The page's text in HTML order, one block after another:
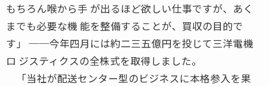
もちろん喉から手 が出るほど欲しい仕事ですが、あく
までも必要な機 能を整備することが、買収の目的で
す」 ──今年四月には約二三五億円を投じて三洋電機
ロ ジスティクスの全株式を取得しました。
「当社が配送センター型のビジネスに本格参入を果